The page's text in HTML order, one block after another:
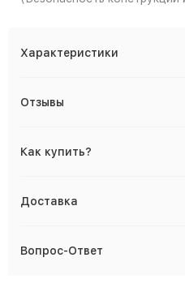
Характеристики
Отзывы
Как купить?
Доставка
Вопрос-Ответ